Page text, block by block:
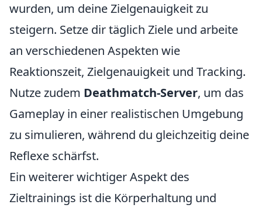
wurden, um deine Zielgenauigkeit zu
steigern. Setze dir täglich Ziele und arbeite
an verschiedenen Aspekten wie
Reaktionszeit, Zielgenauigkeit und Tracking.
Nutze zudem Deathmatch-Server, um das
Gameplay in einer realistischen Umgebung
zu simulieren, während du gleichzeitig deine
Reflexe schärfst.
Ein weiterer wichtiger Aspekt des
Zieltrainings ist die Körperhaltung und